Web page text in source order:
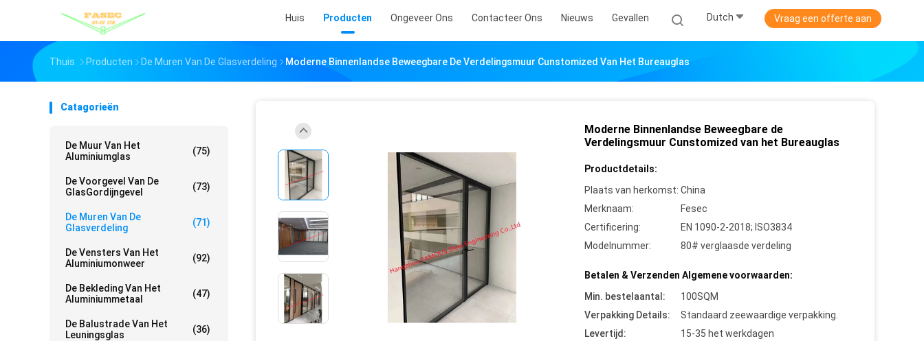
Huis Producten Ongeveer Ons Contacteer Ons Nieuws Gevallen Dutch Vraag een offerte aan
Thuis Producten De Muren Van De Glasverdeling Moderne Binnenlandse Beweegbare De Verdelingsmuur Cunstomized Van Het Bureauglas
Catagorieën
De Muur Van Het
Aluminiumglas
(75)
De Voorgevel Van De
GlasGordijngevel
(73)
De Muren Van De
Glasverdeling
(71)
De Vensters Van Het
Aluminiumonweer
(92)
De Bekleding Van Het
Aluminiummetaal
(47)
De Balustrade Van Het
Leuningsglas
(36)
Moderne Binnenlandse Beweegbare de
Verdelingsmuur Cunstomized van het Bureauglas
Productdetails:
Plaats van herkomst: China
Merknaam:
Fesec
Certificering:
EN 1090-2-2018; ISO3834
Modelnummer:
80# verglaasde verdeling
Betalen & Verzenden Algemene voorwaarden:
Min. bestelaantal:
100SQM
Verpakking Details:
Standaard zeewaardige verpakking.
Levertijd:
15-35 het werkdagen